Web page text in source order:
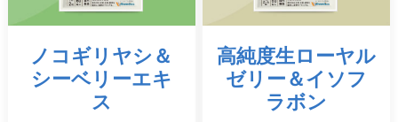
ノコギリヤシ ＆
シーベリーエキ
ス
高純度生ローヤル
ゼリー＆イソフ
ラボン